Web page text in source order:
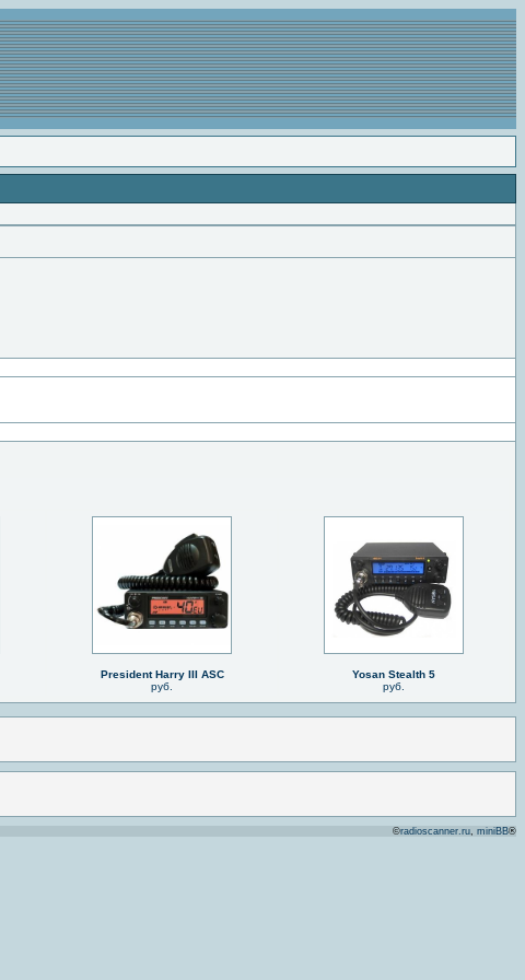
President Harry III ASC
руб.
Yosan Stealth 5
руб.
©radioscanner.ru, miniBB®